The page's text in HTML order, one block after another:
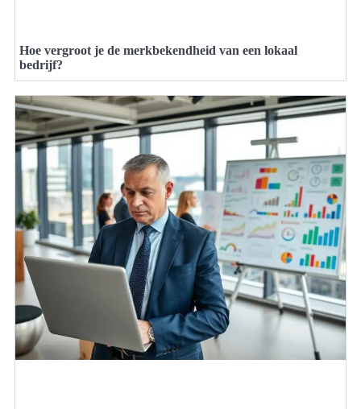
Hoe vergroot je de merkbekendheid van een lokaal
bedrijf?